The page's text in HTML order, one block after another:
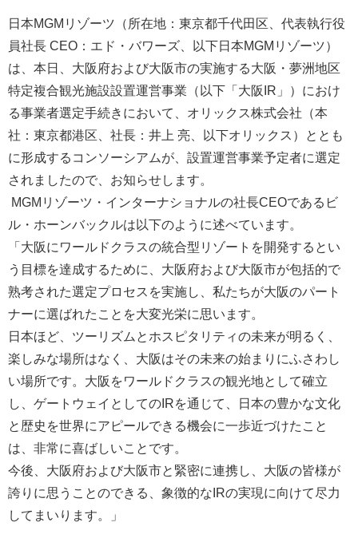
日本MGMリゾーツ（所在地：東京都千代田区、代表執行役
員社長 CEO：エド・バワーズ、以下日本MGMリゾーツ）
は、本日、大阪府および大阪市の実施する大阪・夢洲地区
特定複合観光施設設置運営事業（以下「大阪IR」）におけ
る事業者選定手続きにおいて、オリックス株式会社（本
社：東京都港区、社長：井上 亮、以下オリックス）ととも
に形成するコンソーシアムが、設置運営事業予定者に選定
されましたので、お知らせします。
MGMリゾーツ・インターナショナルの社長CEOであるビ
ル・ホーンバックルは以下のように述べています。
「大阪にワールドクラスの統合型リゾートを開発するとい
う目標を達成するために、大阪府および大阪市が包括的で
熟考された選定プロセスを実施し、私たちが大阪のパート
ナーに選ばれたことを大変光栄に思います。
日本ほど、ツーリズムとホスピタリティの未来が明るく、
楽しみな場所はなく、大阪はその未来の始まりにふさわし
い場所です。大阪をワールドクラスの観光地として確立
し、ゲートウェイとしてのIRを通じて、日本の豊かな文化
と歴史を世界にアピールできる機会に一歩近づけたこと
は、非常に喜ばしいことです。
今後、大阪府および大阪市と緊密に連携し、大阪の皆様が
誇りに思うことのできる、象徴的なIRの実現に向けて尽力
してまいります。」